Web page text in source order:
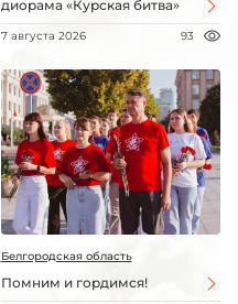
диорама «Курская битва»
7 августа 2026 93
Белгородская область
Помним и гордимся!